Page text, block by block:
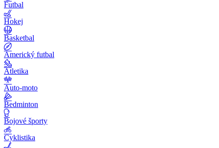
Futbal
Hokej
Basketbal
Americký futbal
Atletika
Auto-moto
Bedminton
Bojové športy
Cyklistika